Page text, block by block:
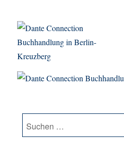
Dante Connection
Suche
nach: